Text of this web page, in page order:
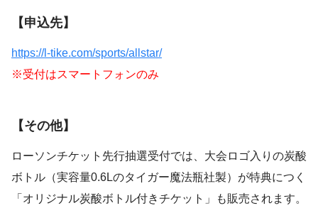
【申込先】
https://l-tike.com/sports/allstar/
※受付はスマートフォンのみ
【その他】
ローソンチケット先行抽選受付では、大会ロゴ入りの炭酸
ボトル（実容量0.6Lのタイガー魔法瓶社製）が特典につく
「オリジナル炭酸ボトル付きチケット」も販売されます。